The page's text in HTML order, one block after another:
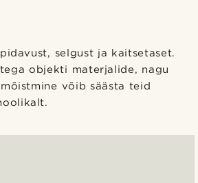
selgust ja kaitsetaset.
objekti materjalide, nagu
võib säästa teid